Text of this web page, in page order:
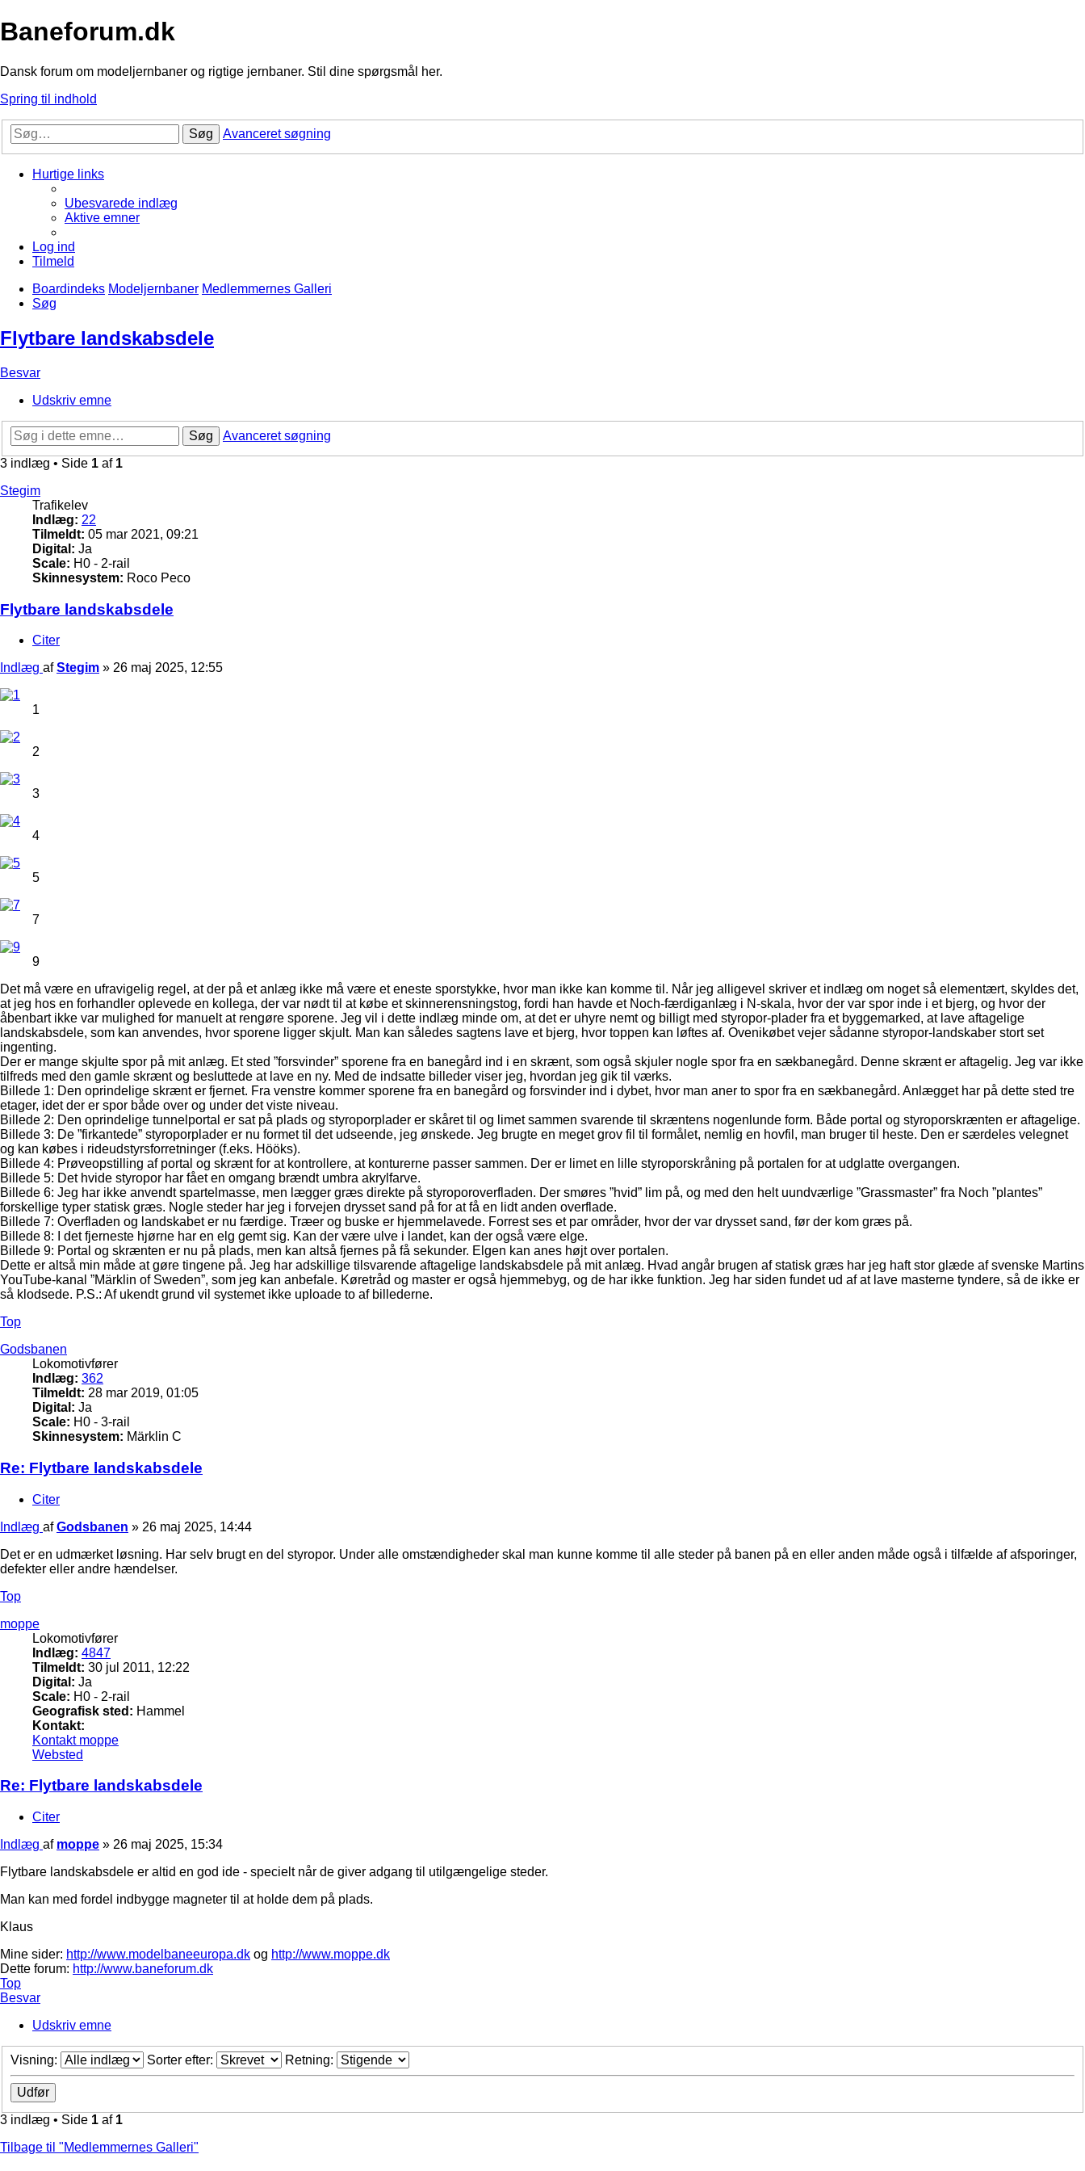
Baneforum.dk
Dansk forum om modeljernbaner og rigtige jernbaner. Stil dine spørgsmål her.
Spring til indhold
Søg Avanceret søgning
Hurtige links
Ubesvarede indlæg
Aktive emner
Log ind
Tilmeld
Boardindeks Modeljernbaner Medlemmernes Galleri
Søg
Flytbare landskabsdele
Besvar
Udskriv emne
Søg
Avanceret søgning
3 indlæg • Side 1 af 1
Stegim
Trafikelev
Indlæg: 22
Tilmeldt: 05 mar 2021, 09:21
Digital: Ja
Scale: H0 - 2-rail
Skinnesystem: Roco Peco
Flytbare landskabsdele
Citer
Indlæg afStegim » 26 maj 2025, 12:55
1
2
3
4
5
7
9
Det må være en ufravigelig regel, at der på et anlæg ikke må være et eneste sporstykke, hvor man ikke kan komme til. Når jeg alligevel skriver et indlæg om noget så elementært, skyldes det,
at jeg hos en forhandler oplevede en kollega, der var nødt til at købe et skinnerensningstog, fordi han havde et Noch-færdiganlæg i N-skala, hvor der var spor inde i et bjerg, og hvor der
åbenbart ikke var mulighed for manuelt at rengøre sporene. Jeg vil i dette indlæg minde om, at det er uhyre nemt og billigt med styropor-plader fra et byggemarked, at lave aftagelige
landskabsdele, som kan anvendes, hvor sporene ligger skjult. Man kan således sagtens lave et bjerg, hvor toppen kan løftes af. Ovenikøbet vejer sådanne styropor-landskaber stort set
ingenting.
Der er mange skjulte spor på mit anlæg. Et sted ”forsvinder” sporene fra en banegård ind i en skrænt, som også skjuler nogle spor fra en sækbanegård. Denne skrænt er aftagelig. Jeg var ikke
tilfreds med den gamle skrænt og besluttede at lave en ny. Med de indsatte billeder viser jeg, hvordan jeg gik til værks.
Billede 1: Den oprindelige skrænt er fjernet. Fra venstre kommer sporene fra en banegård og forsvinder ind i dybet, hvor man aner to spor fra en sækbanegård. Anlægget har på dette sted tre
etager, idet der er spor både over og under det viste niveau.
Billede 2: Den oprindelige tunnelportal er sat på plads og styroporplader er skåret til og limet sammen svarende til skræntens nogenlunde form. Både portal og styroporskrænten er aftagelige.
Billede 3: De ”firkantede” styroporplader er nu formet til det udseende, jeg ønskede. Jeg brugte en meget grov fil til formålet, nemlig en hovfil, man bruger til heste. Den er særdeles velegnet
og kan købes i rideudstyrsforretninger (f.eks. Hööks).
Billede 4: Prøveopstilling af portal og skrænt for at kontrollere, at konturerne passer sammen. Der er limet en lille styroporskråning på portalen for at udglatte overgangen.
Billede 5: Det hvide styropor har fået en omgang brændt umbra akrylfarve.
Billede 6: Jeg har ikke anvendt spartelmasse, men lægger græs direkte på styroporoverfladen. Der smøres ”hvid” lim på, og med den helt uundværlige ”Grassmaster” fra Noch ”plantes”
forskellige typer statisk græs. Nogle steder har jeg i forvejen drysset sand på for at få en lidt anden overflade.
Billede 7: Overfladen og landskabet er nu færdige. Træer og buske er hjemmelavede. Forrest ses et par områder, hvor der var drysset sand, før der kom græs på.
Billede 8: I det fjerneste hjørne har en elg gemt sig. Kan der være ulve i landet, kan der også være elge.
Billede 9: Portal og skrænten er nu på plads, men kan altså fjernes på få sekunder. Elgen kan anes højt over portalen.
Dette er altså min måde at gøre tingene på. Jeg har adskillige tilsvarende aftagelige landskabsdele på mit anlæg. Hvad angår brugen af statisk græs har jeg haft stor glæde af svenske Martins
YouTube-kanal ”Märklin of Sweden”, som jeg kan anbefale. Køretråd og master er også hjemmebyg, og de har ikke funktion. Jeg har siden fundet ud af at lave masterne tyndere, så de ikke er
så klodsede. P.S.: Af ukendt grund vil systemet ikke uploade to af billederne.
Top
Godsbanen
Lokomotivfører
Indlæg: 362
Tilmeldt: 28 mar 2019, 01:05
Digital: Ja
Scale: H0 - 3-rail
Skinnesystem: Märklin C
Re: Flytbare landskabsdele
Citer
Indlæg afGodsbanen » 26 maj 2025, 14:44
Det er en udmærket løsning. Har selv brugt en del styropor. Under alle omstændigheder skal man kunne komme til alle steder på banen på en eller anden måde også i tilfælde af afsporinger,
defekter eller andre hændelser.
Top
moppe
Lokomotivfører
Indlæg: 4847
Tilmeldt: 30 jul 2011, 12:22
Digital: Ja
Scale: H0 - 2-rail
Geografisk sted: Hammel
Kontakt:
Kontakt moppe
Websted
Re: Flytbare landskabsdele
Citer
Indlæg af moppe » 26 maj 2025, 15:34
Flytbare landskabsdele er altid en god ide - specielt når de giver adgang til utilgængelige steder.
Man kan med fordel indbygge magneter til at holde dem på plads.
Klaus
Mine sider: http://www.modelbaneeuropa.dk og http://www.moppe.dk
Dette forum: http://www.baneforum.dk
Top
Besvar
Udskriv emne
Visning: Sorter efter: Retning:
3 indlæg • Side 1 af 1
Tilbage til "Medlemmernes Galleri"